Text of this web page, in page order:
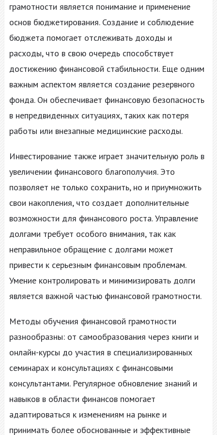
грамотности является понимание и применение
основ бюджетирования. Создание и соблюдение
бюджета помогает отслеживать доходы и
расходы, что в свою очередь способствует
достижению финансовой стабильности. Еще одним
важным аспектом является создание резервного
фонда. Он обеспечивает финансовую безопасность
в непредвиденных ситуациях, таких как потеря
работы или внезапные медицинские расходы.
Инвестирование также играет значительную роль в
увеличении финансового благополучия. Это
позволяет не только сохранить, но и приумножить
свои накопления, что создает дополнительные
возможности для финансового роста. Управление
долгами требует особого внимания, так как
неправильное обращение с долгами может
привести к серьезным финансовым проблемам.
Умение контролировать и минимизировать долги
является важной частью финансовой грамотности.
Методы обучения финансовой грамотности
разнообразны: от самообразования через книги и
онлайн-курсы до участия в специализированных
семинарах и консультациях с финансовыми
консультантами. Регулярное обновление знаний и
навыков в области финансов помогает
адаптироваться к изменениям на рынке и
принимать более обоснованные и эффективные